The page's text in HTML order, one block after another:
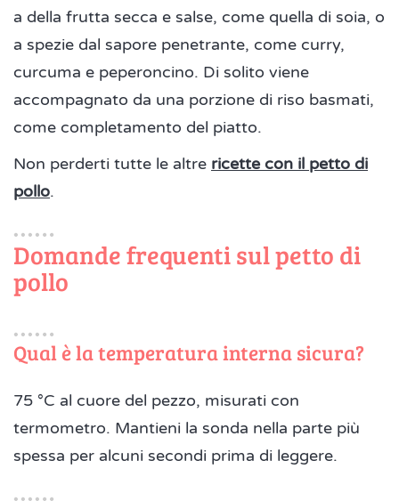
a della frutta secca e salse, come quella di soia, o
a spezie dal sapore penetrante, come curry,
curcuma e peperoncino. Di solito viene
accompagnato da una porzione di riso basmati,
come completamento del piatto.
Non perderti tutte le altre ricette con il petto di
pollo.
Domande frequenti sul petto di
pollo
Qual è la temperatura interna sicura?
75 °C al cuore del pezzo, misurati con
termometro. Mantieni la sonda nella parte più
spessa per alcuni secondi prima di leggere.